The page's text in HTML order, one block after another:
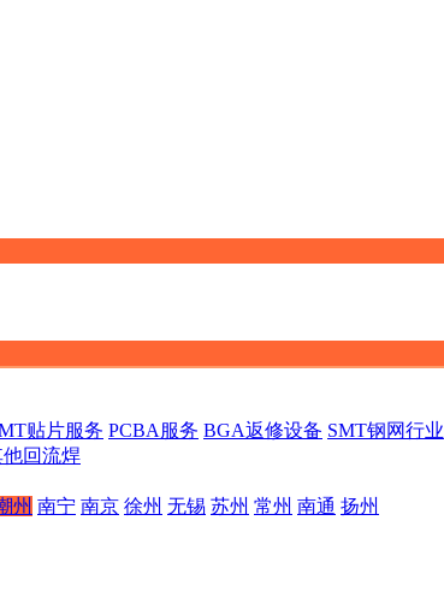
贴片服务 PCBA服务 BGA返修设备 SMT钢网行业
他回流焊
州 南宁 南京 徐州 无锡 苏州 常州 南通 扬州